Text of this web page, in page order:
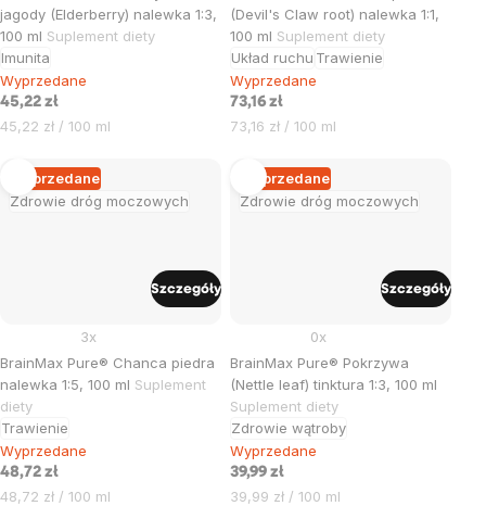
jagody (Elderberry) nalewka 1:3,
100 ml Suplement diety
Imunita
Wyprzedane
45,22 zł
Cena
45,22 zł / 100 ml
(Devil's Claw root) nalewka 1:1,
100 ml Suplement diety
Układ ruchu Trawienie
Wyprzedane
73,16 zł
Cena
73,16 zł / 100 ml
Zdrowie dróg moczowych
Wyprzedane
BrainMax Pure® Chanca piedra
nalewka 1:5, 100 ml Suplement
diety
Trawienie
3x
Wyprzedane
48,72 zł
Cena
48,72 zł / 100 ml
Szczegóły
Zdrowie dróg moczowych
Wyprzedane
BrainMax Pure® Pokrzywa
(Nettle leaf) tinktura 1:3, 100 ml
Suplement diety
Zdrowie wątroby
0x
Wyprzedane
39,99 zł
Cena
39,99 zł / 100 ml
Szczegóły